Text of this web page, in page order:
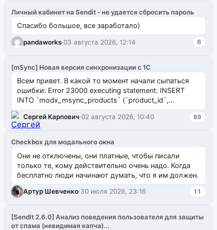
Личный кабинет на Sendit - не удается сбросить пароль
Спасибо большое, все заработало)
pandaworks·03 августа 2026, 12:14 6
[mSync] Новая версия синхронизации с 1С
Всем привет. В какой то момент начали сыпаться
ошибки: Error 23000 executing statement: INSERT
INTO `modx_msync_products` (`product_id`,
`uuid_1c`) VALUES ...
Сергей Карпович·02 августа 2026, 10:40 89
Checkbox для модального окна
Они не отключены, они платные, чтобы писали
только те, кому действительно очень надо. Когда
бесплатно люди начинают думать, что я им должен.
Артур Шевченко·30 июля 2026, 23:16 11
[SendIt 2.6.0] Анализ поведения пользователя для защиты
от спама (невидимая капча)...